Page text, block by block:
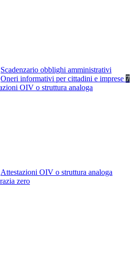
Scadenzario obblighi amministrativi
Oneri informativi per cittadini e imprese 7
OIV o struttura analoga
Attestazioni OIV o struttura analoga
zero